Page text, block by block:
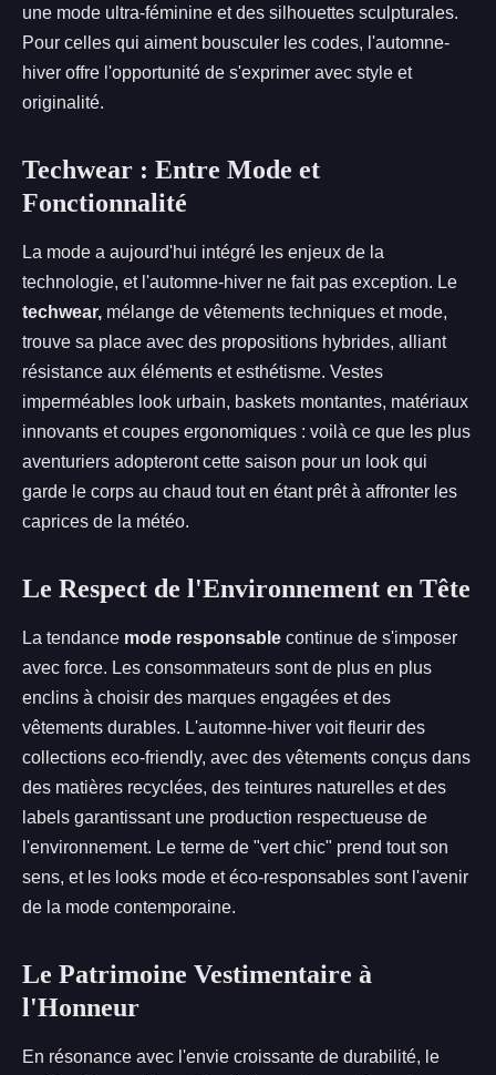
une mode ultra-féminine et des silhouettes sculpturales.
Pour celles qui aiment bousculer les codes, l'automne-
hiver offre l'opportunité de s'exprimer avec style et
originalité.
Techwear : Entre Mode et
Fonctionnalité
La mode a aujourd'hui intégré les enjeux de la
technologie, et l'automne-hiver ne fait pas exception. Le
techwear, mélange de vêtements techniques et mode,
trouve sa place avec des propositions hybrides, alliant
résistance aux éléments et esthétisme. Vestes
imperméables look urbain, baskets montantes, matériaux
innovants et coupes ergonomiques : voilà ce que les plus
aventuriers adopteront cette saison pour un look qui
garde le corps au chaud tout en étant prêt à affronter les
caprices de la météo.
Le Respect de l'Environnement en Tête
La tendance mode responsable continue de s'imposer
avec force. Les consommateurs sont de plus en plus
enclins à choisir des marques engagées et des
vêtements durables. L'automne-hiver voit fleurir des
collections eco-friendly, avec des vêtements conçus dans
des matières recyclées, des teintures naturelles et des
labels garantissant une production respectueuse de
l'environnement. Le terme de "vert chic" prend tout son
sens, et les looks mode et éco-responsables sont l'avenir
de la mode contemporaine.
Le Patrimoine Vestimentaire à
l'Honneur
En résonance avec l'envie croissante de durabilité, le